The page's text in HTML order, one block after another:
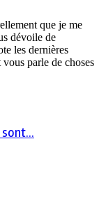
que je me
dévoile de
les dernières
parle de choses